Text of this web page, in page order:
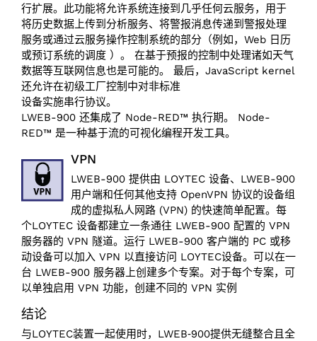
行扩展。此功能将允许系统连接到几乎任何云服务，用于
将历史数据上传到分析服务、将警报消息传递到警报处理
服务或通过云服务操作控制系统的部分（例如，Web 日历
或预订系统的调度 ）。 在基于预报的控制中处理诸如天气
数据等互联网信息也是可能的。 最后，JavaScript kernel
还允许在初级工厂控制中对非标准
设备实施串行协议。
LWEB-900 还集成了 Node-RED™ 执行期。 Node-
RED™ 是一种基于流的可视化编程开发工具。
VPN
LWEB-900 提供由 LOYTEC 设备、LWEB-900
用户端和任何其他支持 OpenVPN 协议的设备组
成的虚拟私人网路 (VPN) 的快速简单配置。每
个LOYTEC 设备都建立一条通往 LWEB-900 配置的 VPN
服务器的 VPN 隧道。运行 LWEB-900 客户端的 PC 或移
动设备可以加入 VPN 以直接访问 LOYTEC设备。可以在一
台 LWEB-900 服务器上创建多个专案。对于每个专案，可
以单独启用 VPN 功能，创建不同的 VPN 实例
结论
与LOYTEC装置一起使用时，LWEB‑900提供无缝整合且全